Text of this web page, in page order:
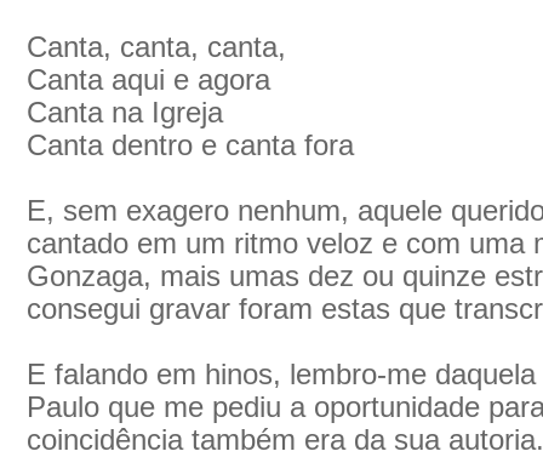
Canta, canta, canta,
Canta aqui e agora
Canta na Igreja
Canta dentro e canta fora
E, sem exagero nenhum, aquele
cantado em um ritmo veloz e com uma
Gonzaga, mais umas dez ou quinze
consegui gravar foram estas que
E falando em hinos, lembro-me
Paulo que me pediu a oportunidade
coincidência também era da sua autoria.